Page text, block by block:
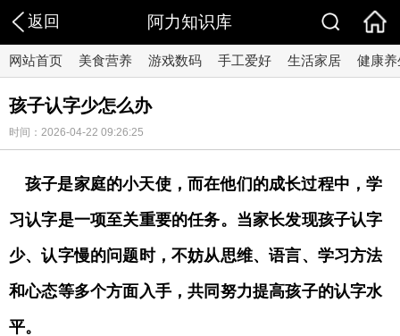
返回 阿力知识库
网站首页 美食营养 游戏数码 手工爱好 生活家居 健康养
孩子认字少怎么办
时间：2026-04-22 09:26:25
孩子是家庭的小天使，而在他们的成长过程中，学
习认字是一项至关重要的任务。当家长发现孩子认字
少、认字慢的问题时，不妨从思维、语言、学习方法
和心态等多个方面入手，共同努力提高孩子的认字水
平。